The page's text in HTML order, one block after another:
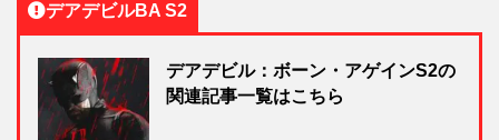
デアデビルBA S2
デアデビル：ボーン・アゲインS2の
関連記事一覧はこちら